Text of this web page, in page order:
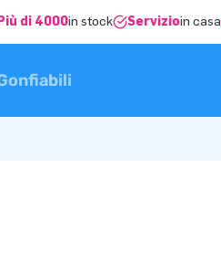
di 4000in stock Servizioin casa